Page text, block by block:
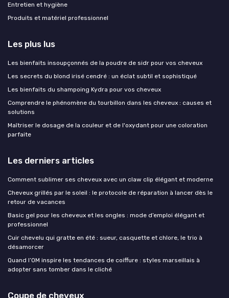
Entretien et hygiène
Produits et matériel professionnel
Les plus lus
Les bienfaits insoupçonnés de la poudre de sidr pour vos cheveux
Les secrets du blond irisé cendré : un éclat subtil et sophistiqué
Les bienfaits du shampoing Kydra pour vos cheveux
Comprendre le phénomène du tourbillon dans les cheveux : causes et
solutions
Maîtriser le dosage de la couleur et de l'oxydant pour une coloration
parfaite
Les derniers articles
Comment sublimer ses cheveux avec un claw clip élégant et moderne
Cheveux grillés par le soleil : le protocole de réparation à lancer dès le
retour de vacances
Basic gel pour les cheveux et les ongles : mode d’emploi élégant et
professionnel
Cuir chevelu qui gratte en été : sueur, casquette et chlore, le trio à
désamorcer
Quand l’OM inspire les tendances de coiffure : styles marseillais à
adopter sans tomber dans le cliché
Coupe de cheveux